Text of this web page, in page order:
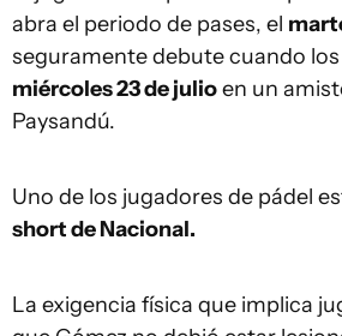
abra el periodo de pases, el
seguramente debute cuando
miércoles 23 de julioen un
Paysandú.
Uno de los jugadores de pádel
short de Nacional.
La exigencia física que implica